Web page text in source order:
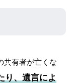
共有者が亡くな
り、遺言によ